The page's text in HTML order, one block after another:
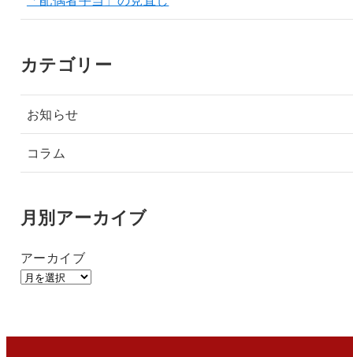
カテゴリー
お知らせ
コラム
月別アーカイブ
アーカイブ